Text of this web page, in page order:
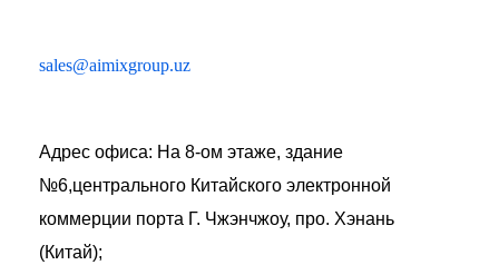
sales@aimixgroup.uz
Адрес офиса: На 8-ом этаже, здание
№6,центрального Китайского электронной
коммерции порта Г. Чжэнчжоу, про. Хэнань
(Китай);